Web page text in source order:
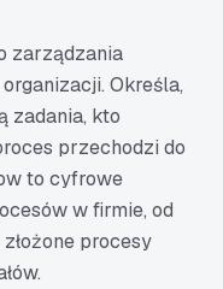
zarządzania
Określa,
zadania, kto
przechodzi do
to cyfrowe
w firmie, od
procesy